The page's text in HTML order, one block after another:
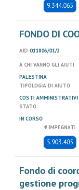
9.344.065
FONDO DI
AID 011806/01/2
A CHI VANNO GLI AIUTI
PALESTINA
TIPOLOGIA DI AIUTO
COSTI AMMINISTRATIVI
STATO
IN CORSO
€ IMPEGNATI
5.903.405
Fondo di
gestione